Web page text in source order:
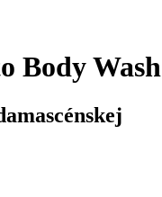
Body Wash